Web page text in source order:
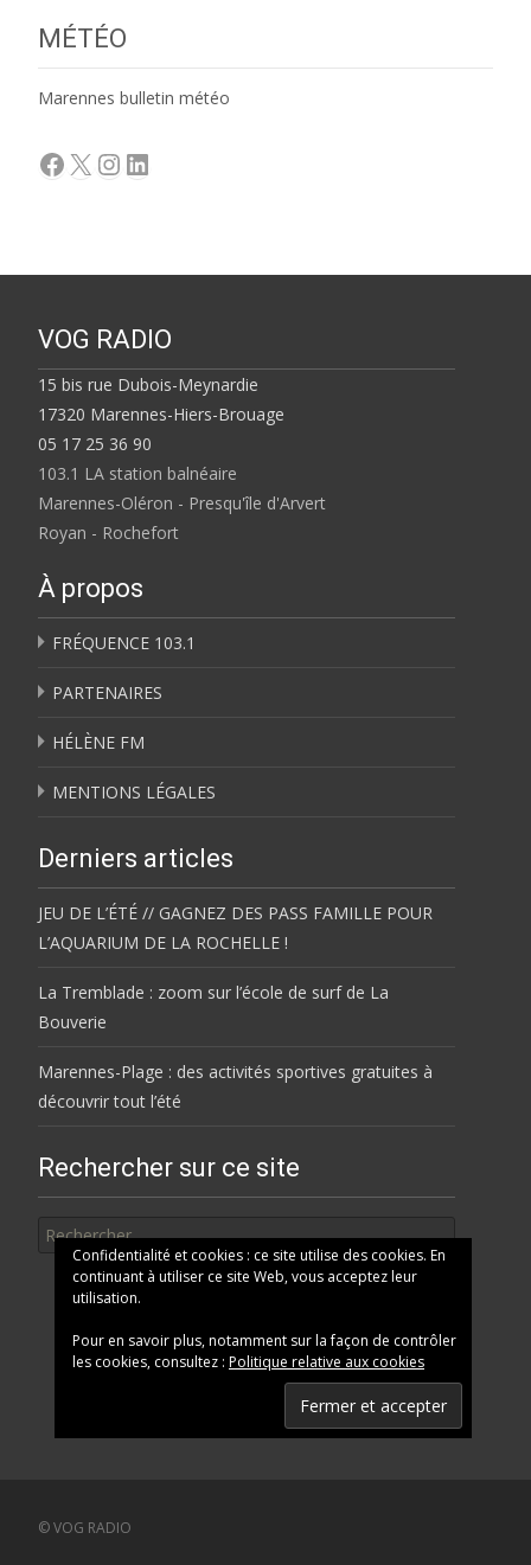
MÉTÉO
Marennes bulletin météo
Facebook
X Instagram
LinkedIn
VOG RADIO
15 bis rue Dubois-Meynardie
17320 Marennes-Hiers-Brouage
05 17 25 36 90
103.1 LA station balnéaire
Marennes-Oléron - Presqu'île d'Arvert
Royan - Rochefort
À propos
FRÉQUENCE 103.1
PARTENAIRES
HÉLÈNE FM
MENTIONS LÉGALES
Derniers articles
JEU DE L’ÉTÉ // GAGNEZ DES PASS FAMILLE POUR
L’AQUARIUM DE LA ROCHELLE !
La Tremblade : zoom sur l’école de surf de La
Bouverie
Marennes-Plage : des activités sportives gratuites à
découvrir tout l’été
Rechercher sur ce site
Confidentialité et cookies : ce site utilise des cookies. En
continuant à utiliser ce site Web, vous acceptez leur
utilisation.
Pour en savoir plus, notamment sur la façon de contrôler
les cookies, consultez : Politique relative aux cookies
© VOG RADIO